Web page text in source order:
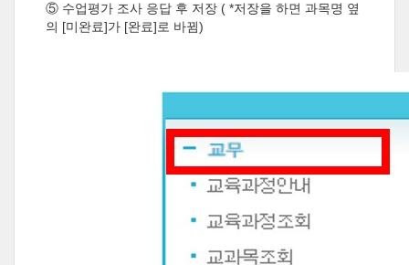
⑤ 수업평가 조사 응답 후 저장 ( *저장을 하면 과목명 옆
의 [미완료]가 [완료]로 바뀜)